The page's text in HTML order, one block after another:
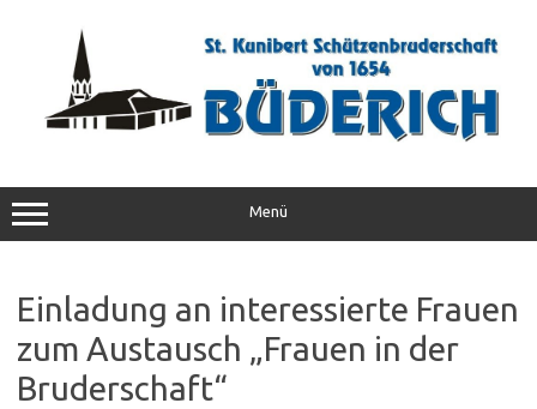
Menü
Einladung an interessierte Frauen
zum Austausch „Frauen in der
Bruderschaft“